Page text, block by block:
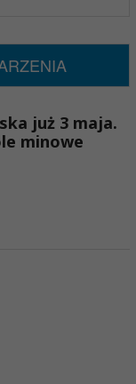
już 3 maja.
minowe